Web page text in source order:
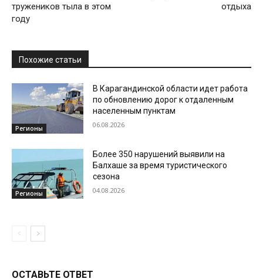
тружеников тыла в этом
году
отдыха
Похожие статьи
Регионы
В Карагандинской области идет работа
по обновлению дорог к отдаленным
населенным пунктам
06.08.2026
Регионы
Более 350 нарушений выявили на
Балхаше за время туристического
сезона
04.08.2026
ОСТАВЬТЕ ОТВЕТ